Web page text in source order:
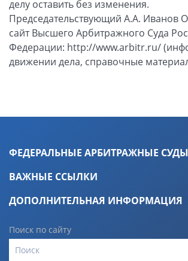
ФЕДЕРАЛЬНЫЕ АРБИТРАЖНЫЕ СУДЫ
ВАЖНЫЕ ССЫЛКИ
ДОПОЛНИТЕЛЬНАЯ ИНФОРМАЦИЯ
Поиск по сайту